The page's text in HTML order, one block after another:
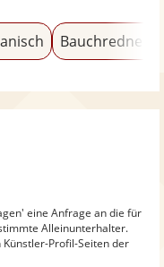
Bauchredner
eine Anfrage an die für
Alleinunterhalter.
Profil-Seiten der